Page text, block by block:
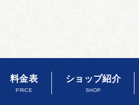
料金表
PRICE
ショップ紹介
SHOP